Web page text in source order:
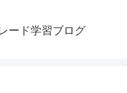
ード学習ブログ